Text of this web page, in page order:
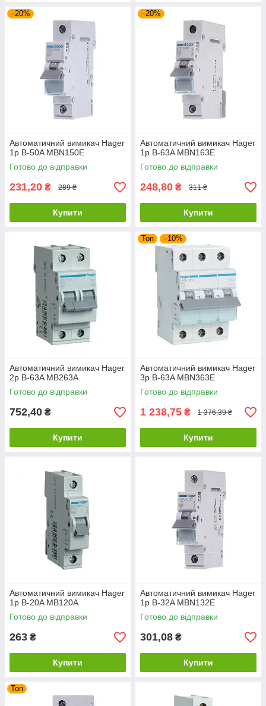
–20%
Автоматичний вимикач Hager
1p B-50A MBN150E
Готово до відправки
231,20 ₴ 289 ₴
Купити
–20%
Автоматичний вимикач Hager
1p B-63A MBN163E
Готово до відправки
248,80 ₴ 311 ₴
Купити
Автоматичний вимикач Hager
2p B-63A MB263A
Готово до відправки
752,40 ₴
Купити
Топ –10%
Автоматичний вимикач Hager
3p B-63A MBN363E
Готово до відправки
1 238,75 ₴ 1 376,39 ₴
Купити
Автоматичний вимикач Hager
1p B-20A MB120A
Готово до відправки
263 ₴
Купити
Автоматичний вимикач Hager
1p B-32A MBN132E
Готово до відправки
301,08 ₴
Купити
Топ